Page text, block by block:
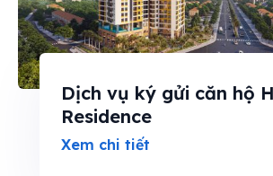
Dịch vụ ký gửi căn hộ
Residence
Xem chi tiết